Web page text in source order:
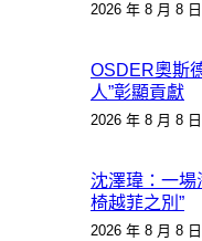
2026 年 8 月 8 日
OSDER奧斯
人”彰顯貢獻
2026 年 8 月 8 日
沈澤瑋：一場
椅越菲之別”
2026 年 8 月 8 日